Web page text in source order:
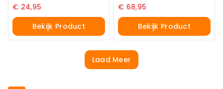
€ 24,95
Bekijk Product
€ 68,95
Bekijk Product
Laad Meer